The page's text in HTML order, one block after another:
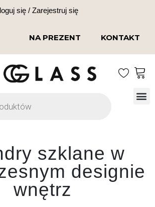
się / Zarejestruj się
NA PREZENT KONTAKT
szklane w
designie
wnętrz